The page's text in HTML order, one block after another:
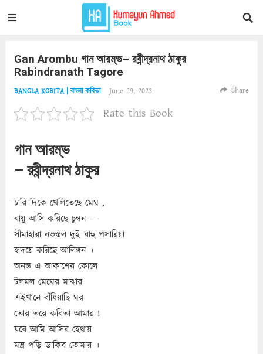
Gan Arombu গান আরম্ভ– রবীন্দ্রনাথ ঠাকুর
Rabindranath Tagore
BANGLA KOBITA | বাংলা কবিতা June 29, 2023 Share
Rate this Book
গান আরম্ভ
– রবীন্দ্রনাথ ঠাকুর
চারি দিকে খেলিতেছে মেঘ ,
বায়ু আসি করিছে চুম্বন —
সীমাহারা নভস্তল দুই বাহু পসারিয়া
হৃদয়ে করিছে আলিঙ্গন ।
অনন্ত এ আকাশের কোলে
টলমল মেঘের মাঝার
এইখানে বাঁধিয়াছি ঘর
তোর তরে কবিতা আমার !
যবে আমি আসিব হেথায়
মন্ত্র পড়ি ডাকিব তোমায় ।